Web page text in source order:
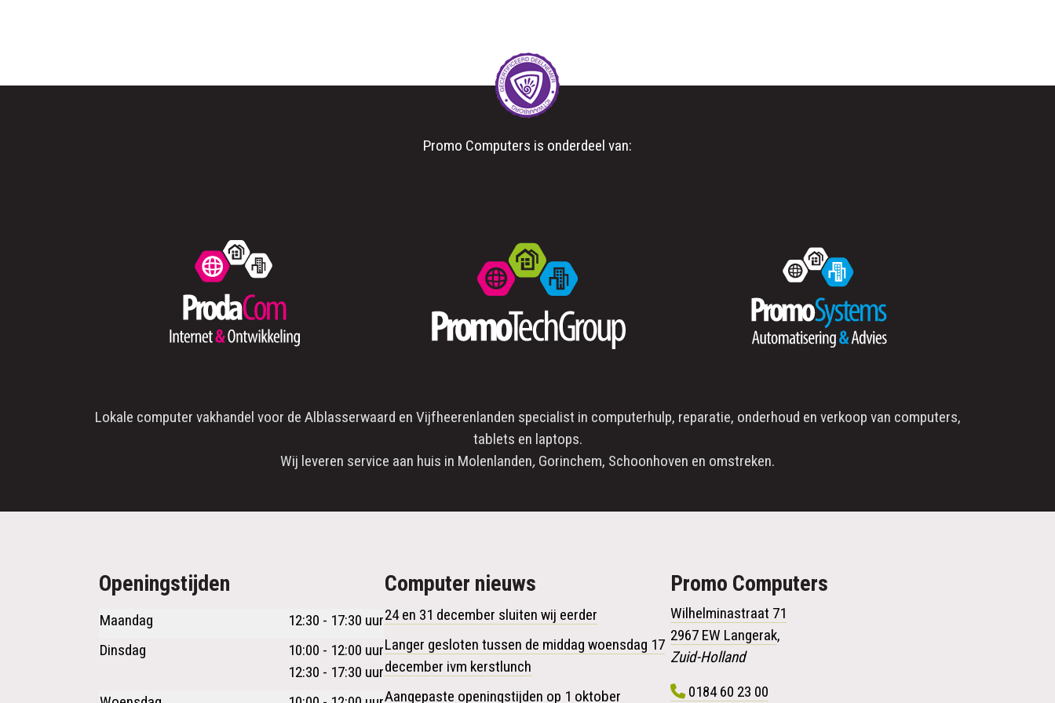
Promo Computers is onderdeel van:
Lokale computer vakhandel voor de Alblasserwaard en Vijfheerenlanden specialist in computerhulp, reparatie, onderhoud en verkoop van computers,
tablets en laptops.
Wij leveren service aan huis in Molenlanden, Gorinchem, Schoonhoven en omstreken.
Openingstijden
Maandag
12:30 - 17:30 uur
Dinsdag
10:00 - 12:00 uur
12:30 - 17:30 uur
Computer nieuws
24 en 31 december sluiten wij eerder
Langer gesloten tussen de middag woensdag 17
december ivm kerstlunch
Aangepaste openingstijden op 1 oktober
Promo Computers
Wilhelminastraat 71
2967 EW Langerak,
Zuid-Holland
0184 60 23 00